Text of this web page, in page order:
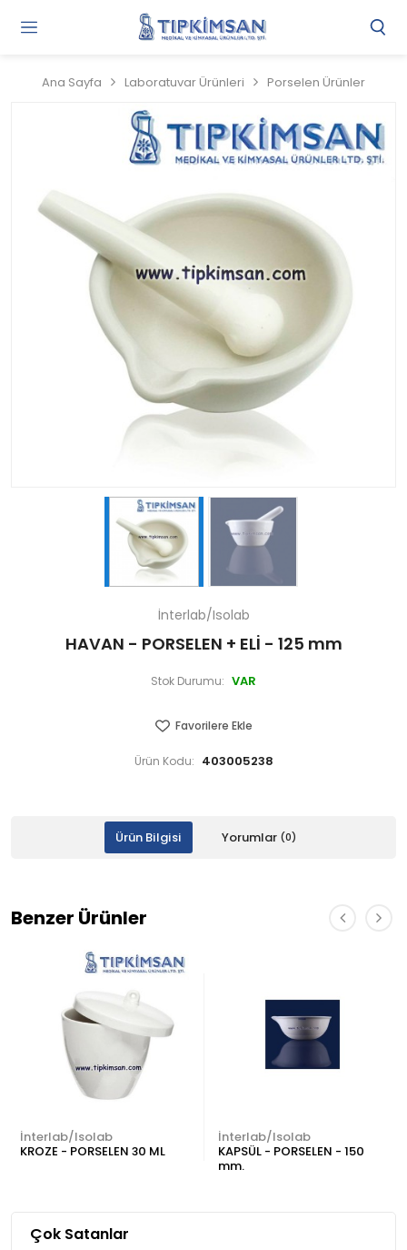
Ana Sayfa Laboratuvar Ürünleri Porselen Ürünler
İnterlab/Isolab
HAVAN - PORSELEN + ELİ - 125 mm
Stok Durumu: VAR
Favorilere Ekle
Ürün Kodu: 403005238
Ürün Bilgisi Yorumlar (0)
Benzer Ürünler
İnterlab/Isolab
KROZE - PORSELEN 30 ML
İnterlab/Isolab
KAPSÜL - PORSELEN - 150
mm.
Çok Satanlar